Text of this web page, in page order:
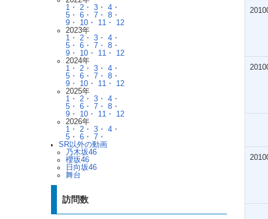
1・
2・ 3・
4・
5・
6・ 7・
8・
9・
10・ 11・
12
2023年
1・
2・ 3・
4・
5・
6・ 7・
8・
9・
10・ 11・
12
2024年
1・
2・ 3・
4・
5・
6・ 7・
8・
9・
10・ 11・
12
2025年
1・
2・ 3・
4・
5・
6・ 7・
8・
9・
10・ 11・
12
2026年
1・
2・ 3・
4・
5・
6・
7・
SR以外の動画
乃木坂46
櫻坂46
日向坂46
舞台
訪問数